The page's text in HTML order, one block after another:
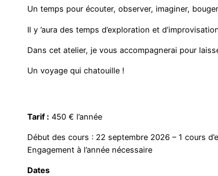
Un temps pour écouter, observer, imaginer,
Il y ’aura des temps d’exploration et
Dans cet atelier, je vous accompagnerai pour
Un voyage qui chatouille !
Tarif : 450 € l’année
Début des cours : 22 septembre 2026 – 1 cours
Engagement à l’année nécessaire
Dates